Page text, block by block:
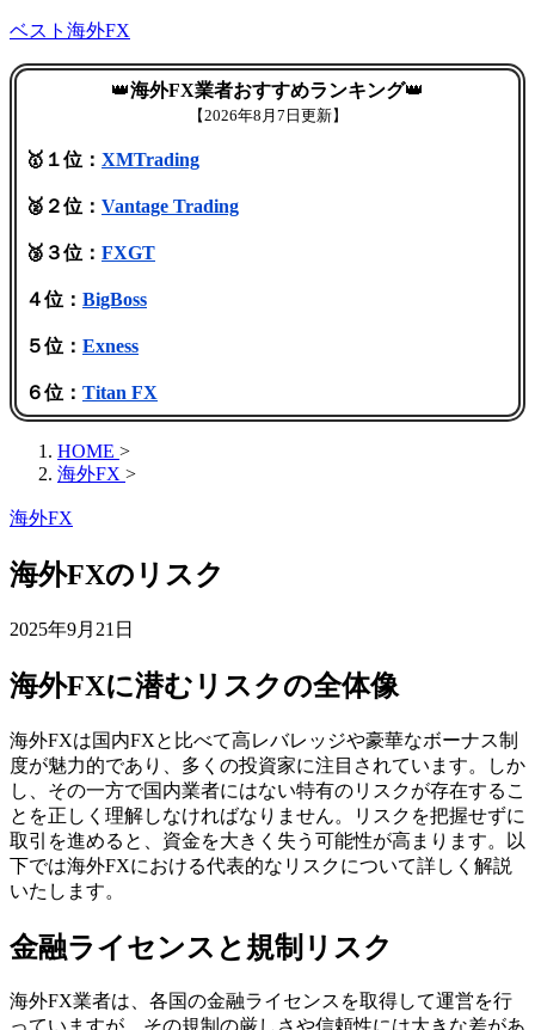
ベスト海外FX
👑海外FX業者おすすめランキング👑
【2026年8月7日更新】
🥇１位： XMTrading
🥈２位： Vantage Trading
🥉３位： FXGT
４位： BigBoss
５位： Exness
６位： Titan FX
HOME >
海外FX >
海外FX
海外FXのリスク
2025年9月21日
海外FXに潜むリスクの全体像
海外FXは国内FXと比べて高レバレッジや豪華なボーナス制
度が魅力的であり、多くの投資家に注目されています。しか
し、その一方で国内業者にはない特有のリスクが存在するこ
とを正しく理解しなければなりません。リスクを把握せずに
取引を進めると、資金を大きく失う可能性が高まります。以
下では海外FXにおける代表的なリスクについて詳しく解説
いたします。
金融ライセンスと規制リスク
海外FX業者は、各国の金融ライセンスを取得して運営を行